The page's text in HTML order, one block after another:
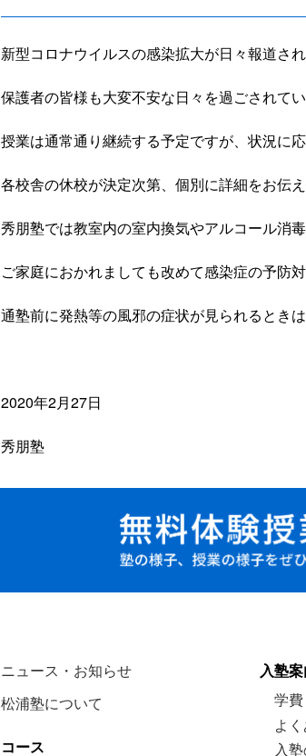
新型コロナウイルスの感染拡大が日々報道され
保護者の皆様も大変不安な日々を過ごされてい
授業は通常通り継続する予定ですが、状況に
各校舎の休校が決定次第、個別に詳細をお伝え
秀朋塾では教室内の室内換気やアルコール消
ご家庭におかれましても改めて感染症の予防
通塾前に発熱等の風邪の症状が見られるとき
2020年2月27日
秀朋塾
ニュース・お知らせ
松浦塾について
コース
入塾
学費
よ
入